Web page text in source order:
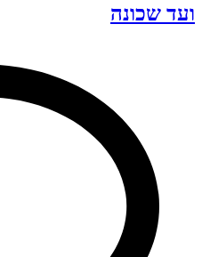
ועד שכונה